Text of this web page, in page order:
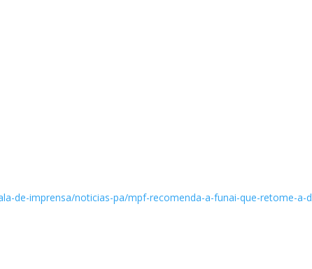
de-imprensa/noticias-pa/mpf-recomenda-a-funai-que-retome-a-